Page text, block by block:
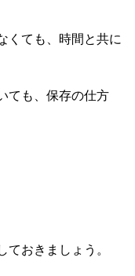
くても、時間と共に
ても、保存の仕方
ておきましょう。